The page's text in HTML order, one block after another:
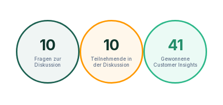
10
Fragen zur
Diskussion
10
Teilnehmende in
der Diskussion
41
Gewonnene
Customer Insights